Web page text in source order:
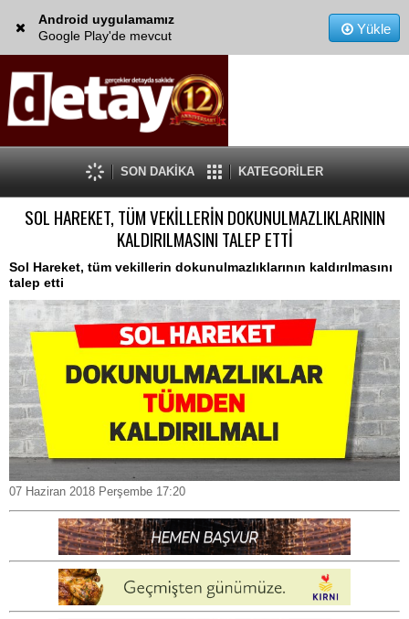
Android uygulamamız
Google Play'de mevcut
Yükle
SON DAKİKA KATEGORİLER
SOL HAREKET, TÜM VEKİLLERİN DOKUNULMAZLIKLARININ
KALDIRILMASINI TALEP ETTİ
Sol Hareket, tüm vekillerin dokunulmazlıklarının kaldırılmasını
talep etti
07 Haziran 2018 Perşembe 17:20